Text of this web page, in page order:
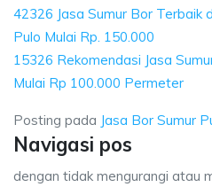
42326 Jasa Sumur Bor Terbaik
Pulo Mulai Rp. 150.000
15326 Rekomendasi Jasa
Mulai Rp 100.000 Permeter
Posting pada Jasa Bor Sumur
Navigasi pos
dengan tidak mengurangi atau